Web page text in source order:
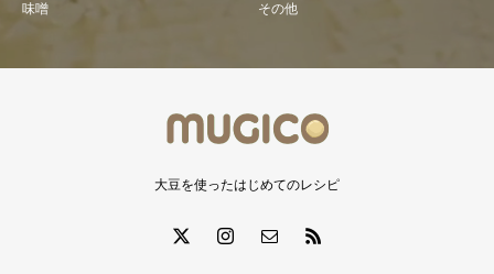
味噌 その他
大豆を使ったはじめてのレシピ